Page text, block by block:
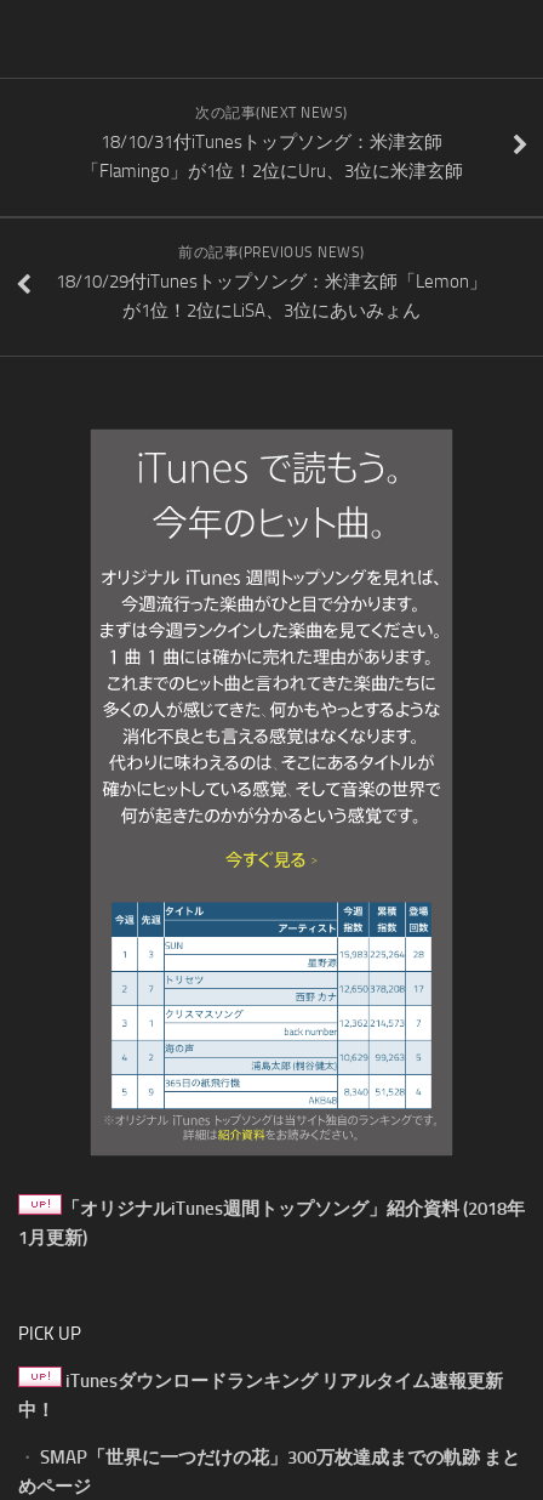
次の記事(NEXT NEWS)
18/10/31付iTunesトップソング：米津玄師
「Flamingo」が1位！2位にUru、3位に米津玄師
前の記事(PREVIOUS NEWS)
18/10/29付iTunesトップソング：米津玄師「Lemon」
が1位！2位にLiSA、3位にあいみょん
「オリジナルiTunes週間トップソング」紹介資料 (2018年
1月更新)
PICK UP
iTunesダウンロードランキング リアルタイム速報更新
中！
・ SMAP「世界に一つだけの花」300万枚達成までの軌跡 まと
めページ